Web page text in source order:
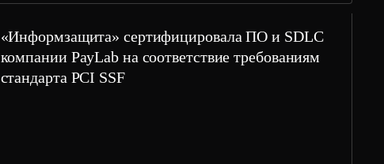
«Информзащита» сертифицировала ПО и SDLC
компании PayLab на соответствие требованиям
стандарта PCI SSF